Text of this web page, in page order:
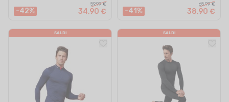
-42%
59,99 €
34,90 € -41%
65,99 €
38,90 €
SALDI SALDI